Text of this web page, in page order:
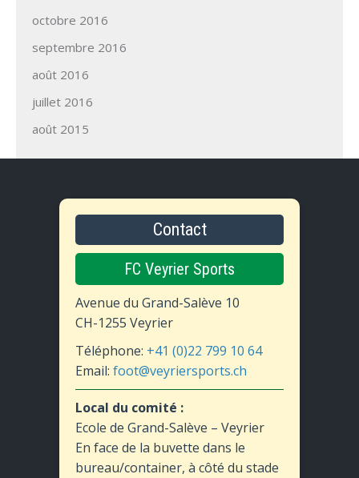
octobre 2016
septembre 2016
août 2016
juillet 2016
août 2015
Contact
FC Veyrier Sports
Avenue du Grand-Salève 10
CH-1255 Veyrier
Téléphone: +41 (0)22 799 10 64
Email: foot@veyriersports.ch
Local du comité :
Ecole de Grand-Salève – Veyrier
En face de la buvette dans le
bureau/container, à côté du stade